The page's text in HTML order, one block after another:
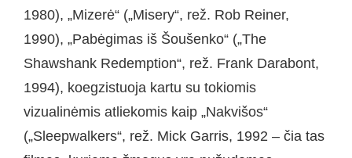
1980), „Mizerė“ („Misery“, rež. Rob Reiner,
1990), „Pabėgimas iš Šoušenko“ („The
Shawshank Redemption“, rež. Frank Darabont,
1994), koegzistuoja kartu su tokiomis
vizualinėmis atliekomis kaip „Nakvišos“
(„Sleepwalkers“, rež. Mick Garris, 1992 – čia tas